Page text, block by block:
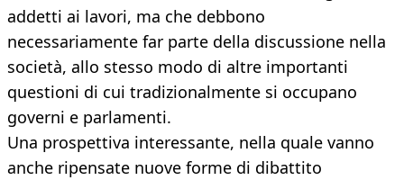
addetti ai lavori, ma che debbono
necessariamente far parte della discussione nella
società, allo stesso modo di altre importanti
questioni di cui tradizionalmente si occupano
governi e parlamenti.
Una prospettiva interessante, nella quale vanno
anche ripensate nuove forme di dibattito